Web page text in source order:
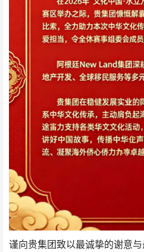
谨向贵集团致以最诚挚的谢意与